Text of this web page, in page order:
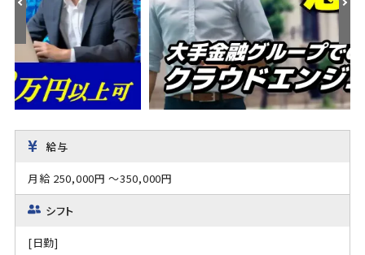
給与
月給 250,000円 ～350,000円
シフト
[日勤]